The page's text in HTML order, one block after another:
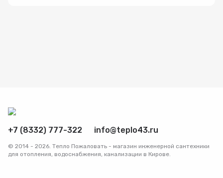
+7 (8332) 777-322 info@teplo43.ru
© 2014 - 2026. Тепло Пожаловать - магазин инженерной сантехники
для отопления, водоснабжения, канализации в Кирове.